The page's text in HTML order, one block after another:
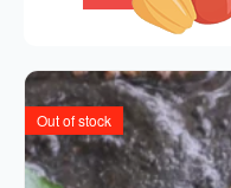
Out of stock